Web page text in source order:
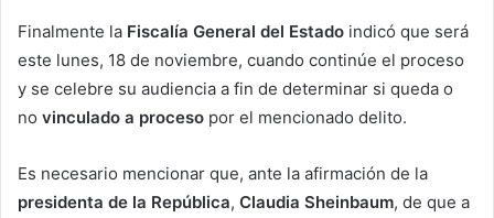
Finalmente la Fiscalía General del Estado indicó que será
este lunes, 18 de noviembre, cuando continúe el proceso
y se celebre su audiencia a fin de determinar si queda o
no vinculado a proceso por el mencionado delito.
Es necesario mencionar que, ante la afirmación de la
presidenta de la República, Claudia Sheinbaum, de que a